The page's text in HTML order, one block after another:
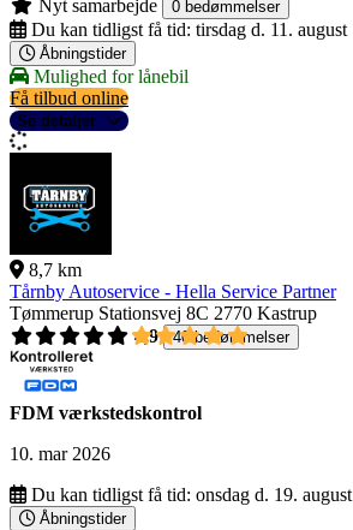
Nyt samarbejde
0 bedømmelser
Du kan tidligst få tid: tirsdag d. 11. august
Åbningstider
Mulighed for lånebil
Få tilbud online
Se detaljer
8,7 km
Tårnby Autoservice - Hella Service Partner
Tømmerup Stationsvej 8C 2770 Kastrup
4,9
40 bedømmelser
FDM værkstedskontrol
10. mar 2026
Du kan tidligst få tid: onsdag d. 19. august
Åbningstider